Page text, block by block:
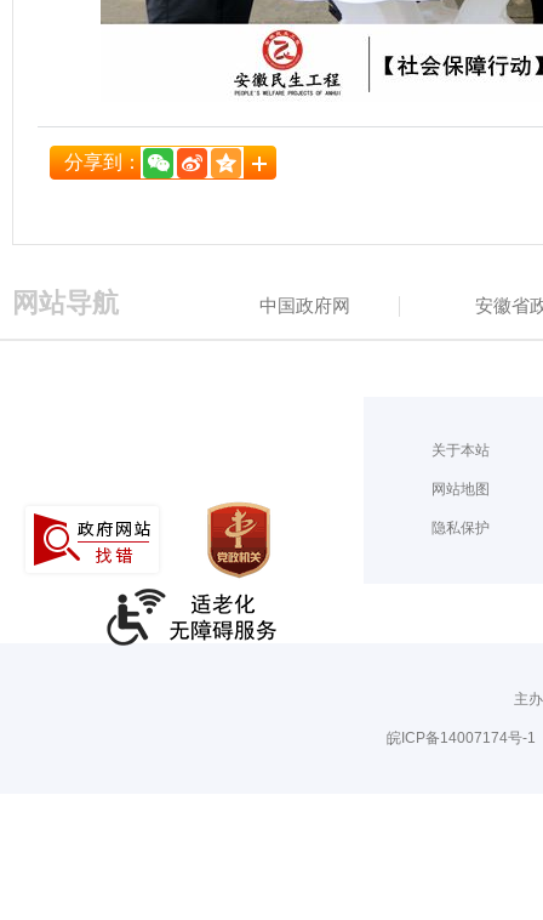
分享到：
网站导航 中国政府网 安徽省
关于本站
网站地图
隐私保护
主
皖ICP备14007174号-1